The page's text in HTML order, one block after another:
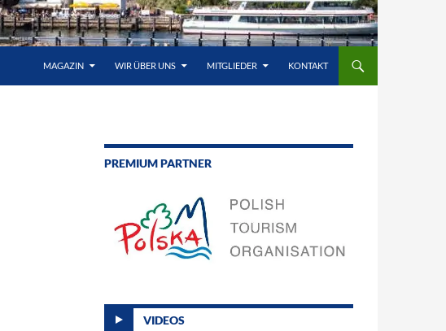
MAGAZIN WIR ÜBER UNS MITGLIEDER KONTAKT
PREMIUM PARTNER
VIDEOS